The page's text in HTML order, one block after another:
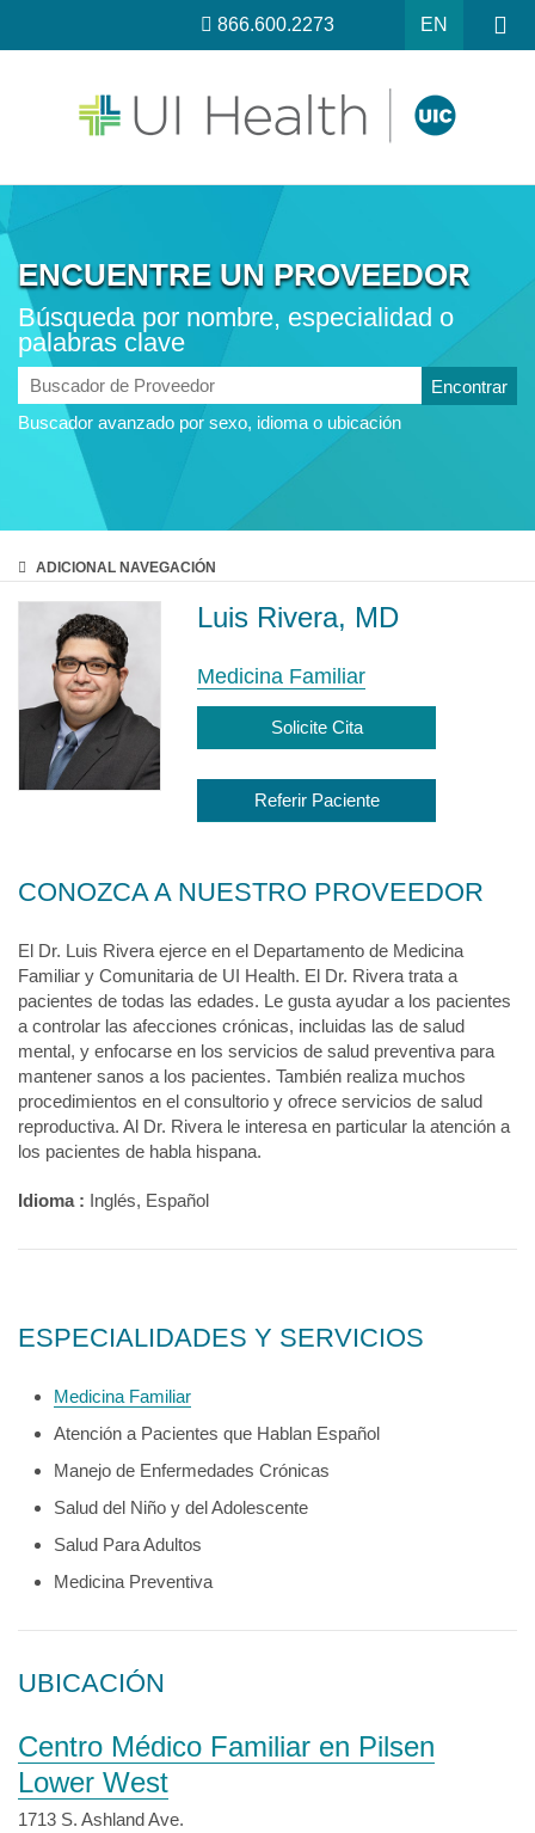
EN
866.600.2273
ENCUENTRE UN PROVEEDOR
Búsqueda por nombre, especialidad o
palabras clave
Buscador
de
Proveedor
Buscador avanzado por sexo, idioma o ubicación
ADICIONAL NAVEGACIÓN
Luis Rivera, MD
Medicina Familiar
Solicite Cita
Referir Paciente
CONOZCA A NUESTRO PROVEEDOR
El Dr. Luis Rivera ejerce en el Departamento de Medicina
Familiar y Comunitaria de UI Health. El Dr. Rivera trata a
pacientes de todas las edades. Le gusta ayudar a los pacientes
a controlar las afecciones crónicas, incluidas las de salud
mental, y enfocarse en los servicios de salud preventiva para
mantener sanos a los pacientes. También realiza muchos
procedimientos en el consultorio y ofrece servicios de salud
reproductiva. Al Dr. Rivera le interesa en particular la atención a
los pacientes de habla hispana.
Idioma : Inglés, Español
ESPECIALIDADES Y SERVICIOS
Medicina Familiar
Atención a Pacientes que Hablan Español
Manejo de Enfermedades Crónicas
Salud del Niño y del Adolescente
Salud Para Adultos
Medicina Preventiva
UBICACIÓN
Centro Médico Familiar en Pilsen
Lower West
1713 S. Ashland Ave.